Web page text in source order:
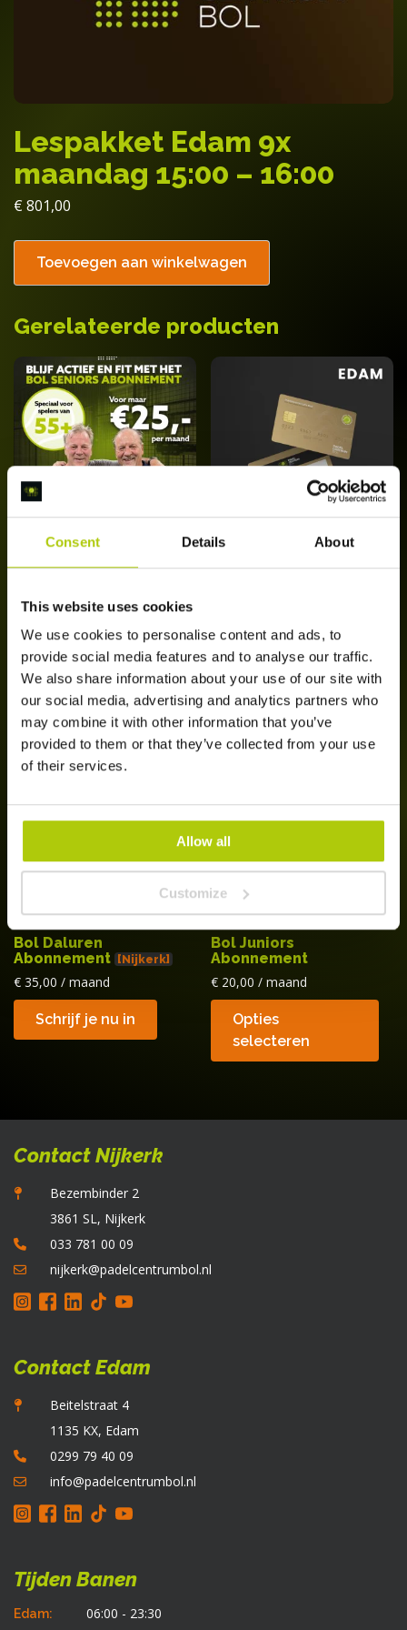
Consent Details About
This website uses cookies
We use cookies to personalise content and ads, to
provide social media features and to analyse our traffic.
We also share information about your use of our site with
our social media, advertising and analytics partners who
may combine it with other information that you’ve
provided to them or that they’ve collected from your use
of their services.
Allow all
Customize
Lespakket Edam 9x
maandag 15:00 – 16:00
€ 801,00
Toevoegen aan winkelwagen
Gerelateerde producten
Bol Seniors
25,00 / maand
Opties
selecteren
Dit
product
heeft
meerdere
variaties.
Deze
gekozen
op
de
productpagina
Bol Daluren
Schrijf je nu in
Bol Daluren
Abonnement
[Nijkerk]
€ 35,00 / maand
Schrijf je nu in
Bol Juniors
Abonnement
€ 20,00 / maand
Opties
selecteren
Contact Nijkerk
Bezembinder 2
3861 SL, Nijkerk
033 781 00 09
nijkerk@padelcentrumbol.nl
Contact Edam
Beitelstraat 4
1135 KX, Edam
0299 79 40 09
info@padelcentrumbol.nl
Tijden Banen
Edam:
06:00 - 23:30